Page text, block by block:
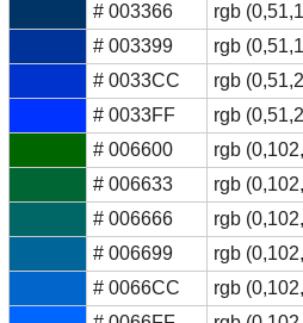
# 003366
rgb
# 003399
rgb
# 0033CC
rgb
# 0033FF
rgb
# 006600
rgb
# 006633
rgb
# 006666
rgb
# 006699
rgb
# 0066CC
rgb